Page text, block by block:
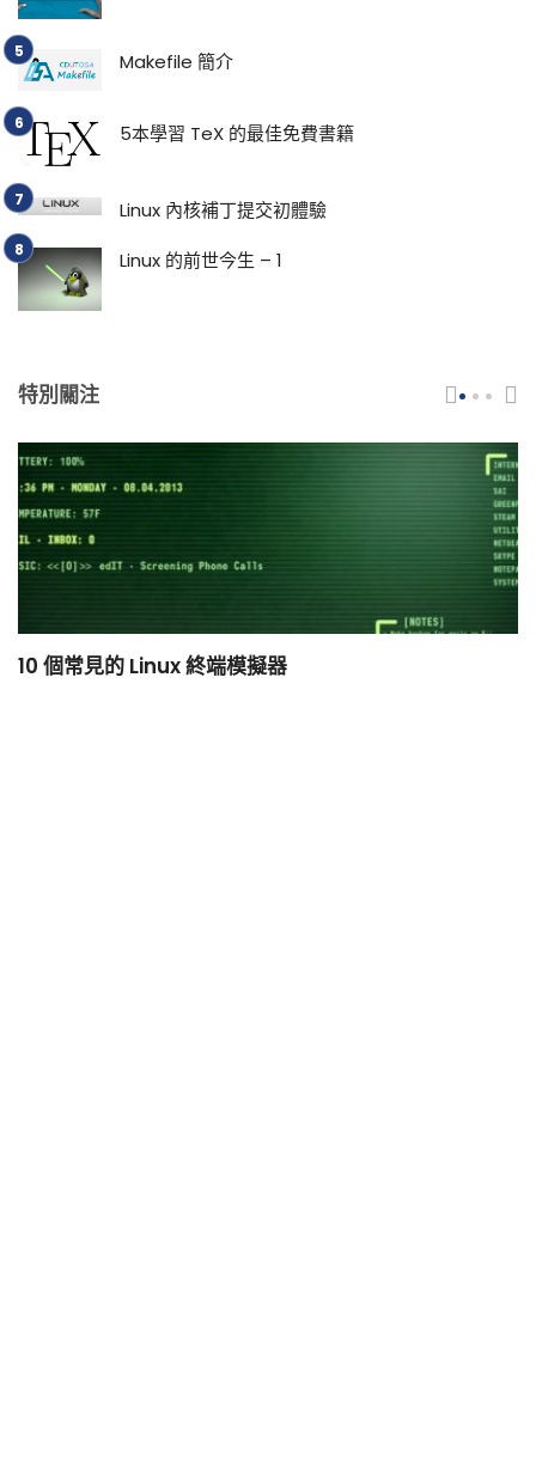
Makefile 簡介
5本學習 TeX 的最佳免費書籍
Linux 內核補丁提交初體驗
Linux 的前世今生 – 1
特別關注
10 個常見的 Linux 終端模擬器